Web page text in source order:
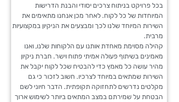
בכל פרויקט בניתוח צרכים יסודי והבנת הדרישות
המיוחדות של כל לקוח. לאחר מכן אנחנו מתאימים את
השירות המיוחד שלנו לכך ומבצעים את הניקיון במקצועיות
מרבית.
קהילה מסוימת מאחדת אותנו עם הלקוחות שלנו, ואנו
מאמינים בשיתוף פעולה אמיתי פתוח וישר. חברת ניקיון
מהיר עושה כל מאמץ כדי להבטיח שכל לקוח יקבל את
השירות שמתאים במיוחד לצרכיו. חשוב לזכור כי גם
מקלטים נדרשים לתחזוקה תקופתית. הדבר חיוני לשם
הבטחת על שמירתם במצב המתאים ביותר לשימוש ארוך